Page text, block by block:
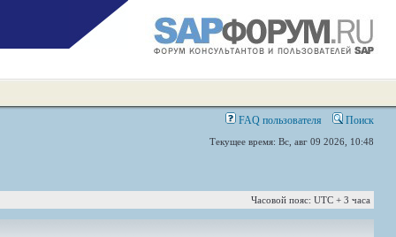
FAQ пользователя Поиск
Текущее время: Вс, авг 09 2026, 10:48
Часовой пояс: UTC + 3 часа